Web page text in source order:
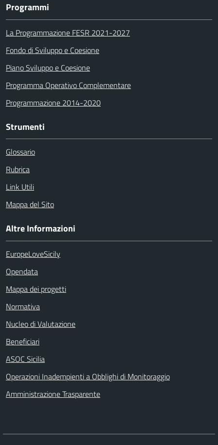
Programmi
La Programmazione FESR 2021-2027
Fondo di Sviluppo e Coesione
Piano Sviluppo e Coesione
Programma Operativo Complementare
Programmazione 2014-2020
Strumenti
Glossario
Rubrica
Link Utili
Mappa del Sito
Altre Informazioni
EuropeLoveSicily
Opendata
Mappa dei progetti
Normativa
Nucleo di Valutazione
Beneficiari
ASOC Sicilia
Operazioni Inadempienti a Obblighi di Monitoraggio
Amministrazione Trasparente